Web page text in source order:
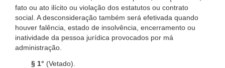
fato ou ato ilícito ou violação dos estatutos ou contrato
social. A desconsideração também será efetivada quando
houver falência, estado de insolvência, encerramento ou
inatividade da pessoa jurídica provocados por má
administração.
§ 1° (Vetado).